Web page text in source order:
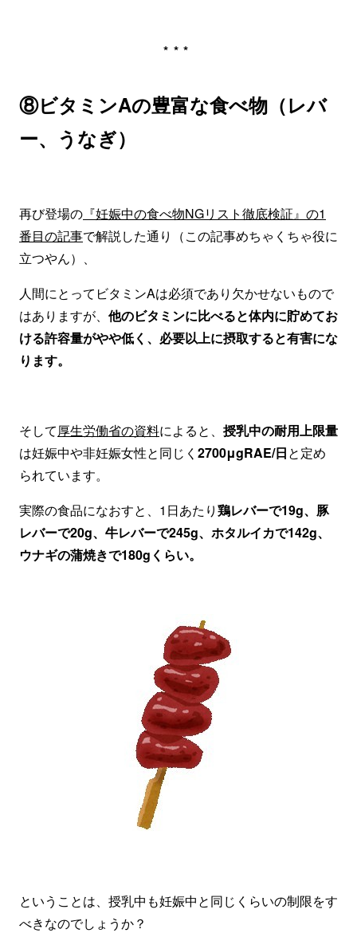
***
⑧ビタミンAの豊富な食べ物（レバ
ー、うなぎ）
再び登場の 『妊娠中の食べ物NGリスト徹底検証』の1
番目の記事で解説した通り（この記事めちゃくちゃ役に
立つやん）、
人間にとってビタミンAは必須であり欠かせないもので
はありますが、 他のビタミンに比べると体内に貯めてお
ける許容量がやや低く、必要以上に摂取すると有害にな
ります。
そして厚生労働省の資料によると、 授乳中の耐用上限量
は妊娠中や非妊娠女性と同じく 2700μgRAE/日と定め
られています。
実際の食品になおすと、1日あたり鶏レバーで19g、豚
レバーで20g、牛レバーで245g、ホタルイカで142g、
ウナギの蒲焼きで180gくらい。
ということは、授乳中も妊娠中と同じくらいの制限をす
べきなのでしょうか？